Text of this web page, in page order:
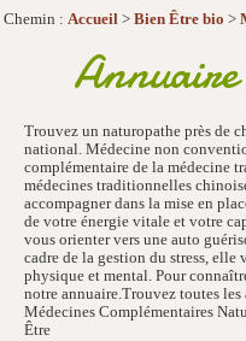
Chemin : Accueil > Bien Être bio >
Trouvez un naturopathe près de
national. Médecine non
complémentaire de la médecine
médecines traditionnelles
accompagner dans la mise en
de votre énergie vitale et votre
vous orienter vers une auto
cadre de la gestion du stress, elle
physique et mental. Pour
notre annuaire.Trouvez toutes
Médecines Complémentaires
Être